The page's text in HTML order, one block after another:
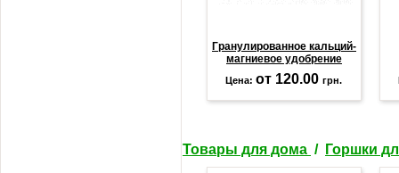
Гранулированное кальций-
магниевое удобрение
Цена:от 120.00грн.
Товары для дома / Горшки